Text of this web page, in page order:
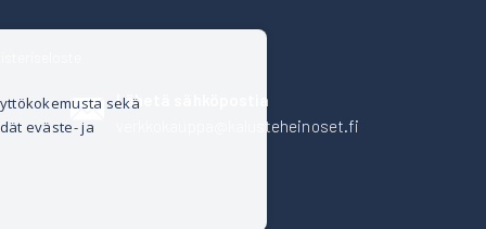
Lähetä sähköpostia
verkkokauppa@kalusteheinoset.fi
sekä
eväste- ja